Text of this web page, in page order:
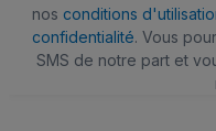
nos conditions
confidentialité. Vous
SMS de notre part et